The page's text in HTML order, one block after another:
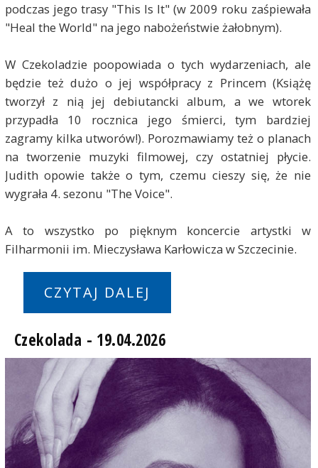
podczas jego trasy "This Is It" (w 2009 roku zaśpiewała
"Heal the World" na jego nabożeństwie żałobnym).
W Czekoladzie poopowiada o tych wydarzeniach, ale
będzie też dużo o jej współpracy z Princem (Książę
tworzył z nią jej debiutancki album, a we wtorek
przypadła 10 rocznica jego śmierci, tym bardziej
zagramy kilka utworów!). Porozmawiamy też o planach
na tworzenie muzyki filmowej, czy ostatniej płycie.
Judith opowie także o tym, czemu cieszy się, że nie
wygrała 4. sezonu "The Voice".
A to wszystko po pięknym koncercie artystki w
Filharmonii im. Mieczysława Karłowicza w Szczecinie.
CZYTAJ DALEJ
Czekolada - 19.04.2026